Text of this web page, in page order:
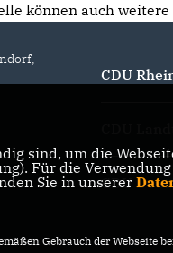
können auch
CDU
CDU
sind, um die
Für die
Sie in unserer
Gebrauch der Webseite